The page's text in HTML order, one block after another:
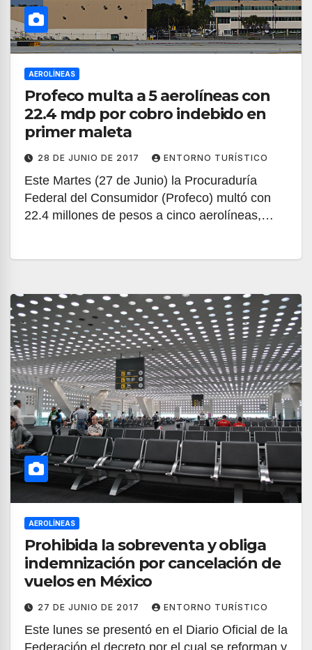
AEROLÍNEAS
Profeco multa a 5 aerolíneas con
22.4 mdp por cobro indebido en
primer maleta
28 DE JUNIO DE 2017 ENTORNO TURÍSTICO
Este Martes (27 de Junio) la Procuraduría
Federal del Consumidor (Profeco) multó con
22.4 millones de pesos a cinco aerolíneas,…
AEROLÍNEAS
Prohibida la sobreventa y obliga
indemnización por cancelación de
vuelos en México
27 DE JUNIO DE 2017 ENTORNO TURÍSTICO
Este lunes se presentó en el Diario Oficial de la
Federación el decreto por el cual se reforman y